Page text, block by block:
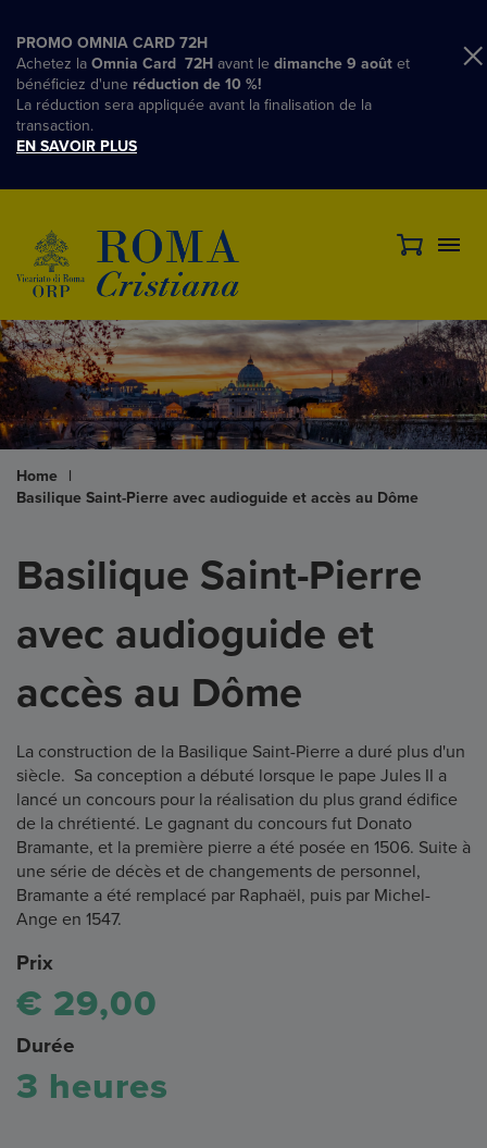
PROMO OMNIA CARD 72H
Achetez la Omnia Card 72H avant le dimanche 9 août et
bénéficiez d'une réduction de 10 %!
La réduction sera appliquée avant la finalisation de la
transaction.
EN SAVOIR PLUS
Home
|
Basilique Saint-Pierre avec audioguide et accès au Dôme
Basilique Saint-Pierre
avec audioguide et
accès au Dôme
La construction de la Basilique Saint-Pierre a duré plus d'un
siècle. Sa conception a débuté lorsque le pape Jules II a
lancé un concours pour la réalisation du plus grand édifice
de la chrétienté. Le gagnant du concours fut Donato
Bramante, et la première pierre a été posée en 1506. Suite à
une série de décès et de changements de personnel,
Bramante a été remplacé par Raphaël, puis par Michel-
Ange en 1547.
Prix
€ 29,00
Durée
3 heures